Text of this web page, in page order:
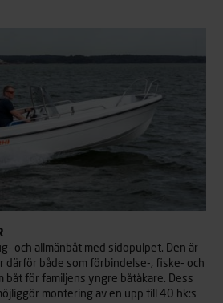
och allmänbåt med sidopulpet. Den är
därför både som förbindelse-, fiske- och
båt för familjens yngre båtåkare. Dess
montering av en upp till 40 hk:s